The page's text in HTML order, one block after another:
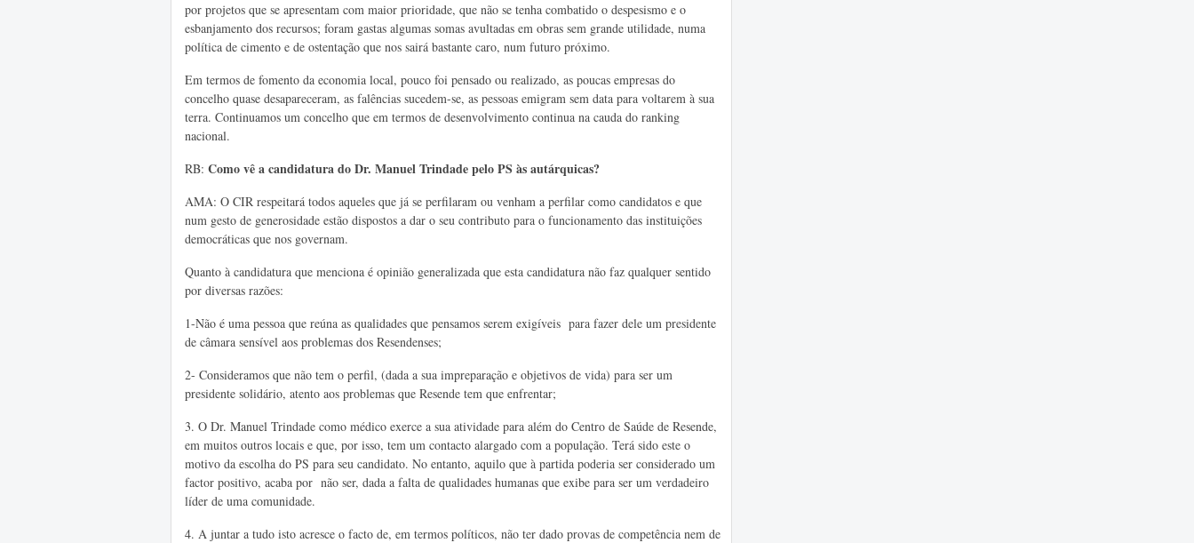
por projetos que se apresentam com maior prioridade, que não se tenha combatido o despesismo e o
esbanjamento dos recursos; foram gastas algumas somas avultadas em obras sem grande utilidade, numa
política de cimento e de ostentação que nos sairá bastante caro, num futuro próximo.
Em termos de fomento da economia local, pouco foi pensado ou realizado, as poucas empresas do
concelho quase desapareceram, as falências sucedem-se, as pessoas emigram sem data para voltarem à sua
terra. Continuamos um concelho que em termos de desenvolvimento continua na cauda do ranking
nacional.
RB: Como vê a candidatura do Dr. Manuel Trindade pelo PS às autárquicas?
AMA: O CIR respeitará todos aqueles que já se perfilaram ou venham a perfilar como candidatos e que
num gesto de generosidade estão dispostos a dar o seu contributo para o funcionamento das instituições
democráticas que nos governam.
Quanto à candidatura que menciona é opinião generalizada que esta candidatura não faz qualquer sentido
por diversas razões:
1-Não é uma pessoa que reúna as qualidades que pensamos serem exigíveis para fazer dele um presidente
de câmara sensível aos problemas dos Resendenses;
2- Consideramos que não tem o perfil, (dada a sua impreparação e objetivos de vida) para ser um
presidente solidário, atento aos problemas que Resende tem que enfrentar;
3. O Dr. Manuel Trindade como médico exerce a sua atividade para além do Centro de Saúde de Resende,
em muitos outros locais e que, por isso, tem um contacto alargado com a população. Terá sido este o
motivo da escolha do PS para seu candidato. No entanto, aquilo que à partida poderia ser considerado um
factor positivo, acaba por não ser, dada a falta de qualidades humanas que exibe para ser um verdadeiro
líder de uma comunidade.
4. A juntar a tudo isto acresce o facto de, em termos políticos, não ter dado provas de competência nem de